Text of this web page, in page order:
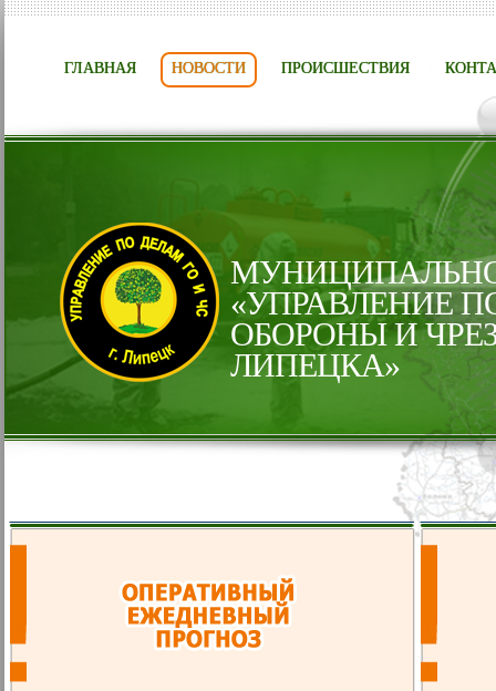
ГЛАВНАЯ НОВОСТИ ПРОИСШЕСТВИЯ
«УПРАВЛЕНИЕ
ОБОРОНЫ И
ЛИПЕЦКА»